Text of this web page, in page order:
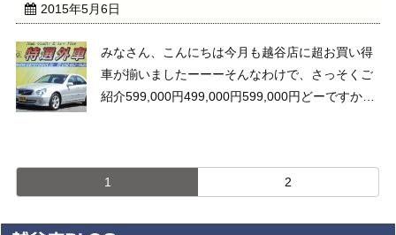
2015年5月6日
みなさん、こんにちは今月も越谷店に超お買い得
車が揃いましたーーーそんなわけで、さっそくご
紹介599,000円499,000円599,000円どーですかー
1
2